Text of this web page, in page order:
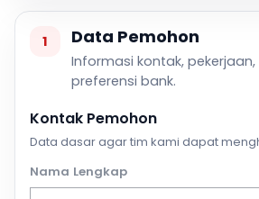
1 Data Pemohon
Informasi kontak,
preferensi bank.
Kontak Pemohon
Data dasar agar tim kami dapat
Nama Lengkap